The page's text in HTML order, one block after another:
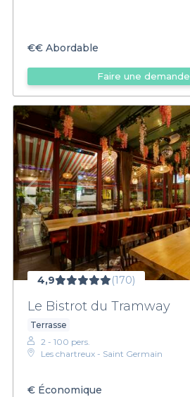
€€ Abordable
Faire une demande
4,9 (170)
Le Bistrot du Tramway
Terrasse
2 - 100 pers.
Les chartreux - Saint Germain
€ Économique